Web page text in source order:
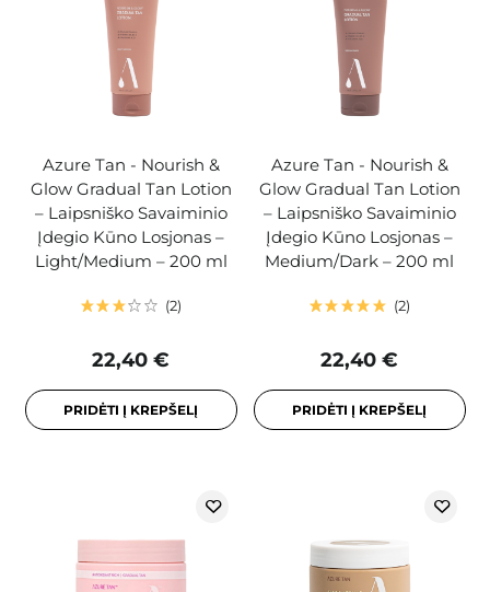
Azure Tan - Nourish &
Glow Gradual Tan Lotion
– Laipsniško Savaiminio
Įdegio Kūno Losjonas –
Light/Medium – 200 ml
2
22,40 €
PRIDĖTI Į KREPŠELĮ
Azure Tan - Nourish &
Glow Gradual Tan Lotion
– Laipsniško Savaiminio
Įdegio Kūno Losjonas –
Medium/Dark – 200 ml
2
22,40 €
PRIDĖTI Į KREPŠELĮ